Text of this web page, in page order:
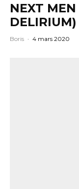
NEXT MEN
DELIRIUM)
Boris · 4 mars 2020